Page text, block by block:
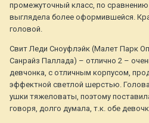
промежуточный класс, по
выглядела более оформившейся.
головой.
Свит Леди Сноуфлэйк (Малет Парк
Санрайз Паллада) – отлично 2 –
девчонка, с отличным корпусом,
эффектной светлой шерстью.
ушки тяжеловаты, поэтому
говоря, долго думала, т.к. обе